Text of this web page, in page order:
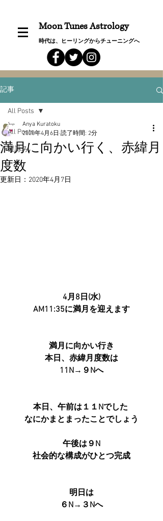
Moon Tunes Astrology
時代は、ヒーリングからチューニングへ
記事
All Posts
星詠み
All Posts
満月に向かい行く、赤緯月
度数
Anya Kuratoku
2020年4月6日 読了時間: 2分
更新日： 2020年4月7日
4月8日(水)
AM11:35に満月を迎えます
満月に向かい行き
本日、赤緯月度数は
11N→９Nへ
本日、午前は１１Nでした
なにかまとまったことでしょう
午後は９N
社会的な構成がひとつ完成
明日は
６N→３Nへ